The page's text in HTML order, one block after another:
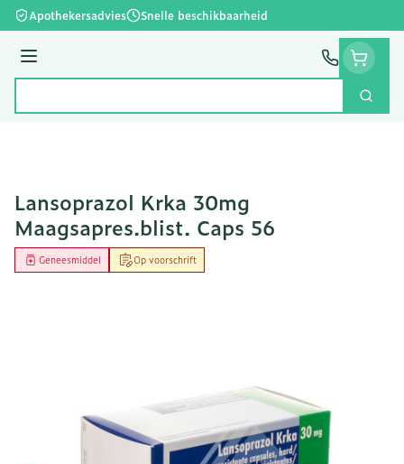
Ga naar de inhoud
Apothekersadvies Snelle beschikbaarheid
Menu
Zoek
Lansoprazol Krka 30mg
Maagsapres.blist. Caps 56
Op voorschrift
Geneesmiddel